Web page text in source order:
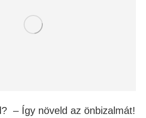
– Így növeld az önbizalmát!